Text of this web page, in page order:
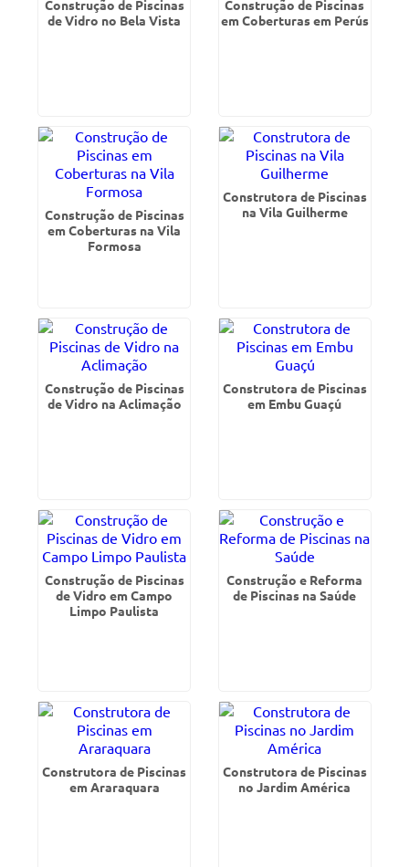
Construção de Piscinas
de Vidro no Bela Vista
Construção de Piscinas
em Coberturas em Perús
Construção de Piscinas
em Coberturas na Vila
Formosa
Construtora de Piscinas
na Vila Guilherme
Construção de Piscinas
de Vidro na Aclimação
Construtora de Piscinas
em Embu Guaçú
Construção de Piscinas
de Vidro em Campo
Limpo Paulista
Construção e Reforma
de Piscinas na Saúde
Construtora de Piscinas
em Araraquara
Construtora de Piscinas
no Jardim América